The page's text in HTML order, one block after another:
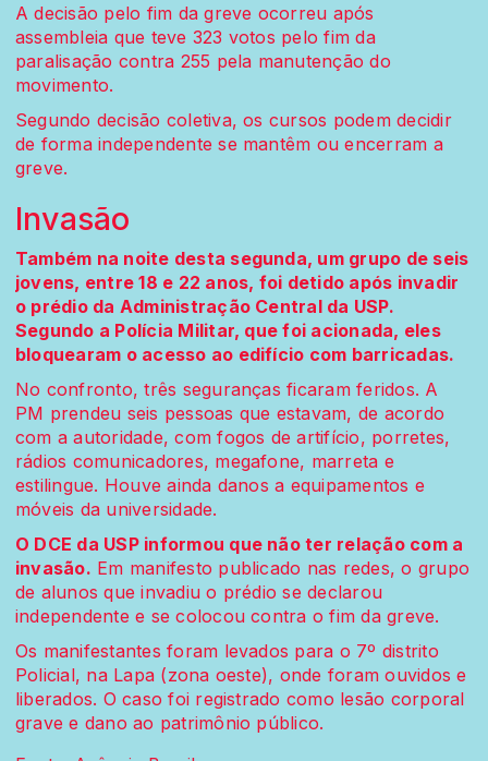
A decisão pelo fim da greve ocorreu após
assembleia que teve 323 votos pelo fim da
paralisação contra 255 pela manutenção do
movimento.
Segundo decisão coletiva, os cursos podem decidir
de forma independente se mantêm ou encerram a
greve.
Invasão
Também na noite desta segunda, um grupo de seis
jovens, entre 18 e 22 anos, foi detido após invadir
o prédio da Administração Central da USP.
Segundo a Polícia Militar, que foi acionada, eles
bloquearam o acesso ao edifício com barricadas.
No confronto, três seguranças ficaram feridos. A
PM prendeu seis pessoas que estavam, de acordo
com a autoridade, com fogos de artifício, porretes,
rádios comunicadores, megafone, marreta e
estilingue. Houve ainda danos a equipamentos e
móveis da universidade.
O DCE da USP informou que não ter relação com a
invasão. Em manifesto publicado nas redes, o grupo
de alunos que invadiu o prédio se declarou
independente e se colocou contra o fim da greve.
Os manifestantes foram levados para o 7º distrito
Policial, na Lapa (zona oeste), onde foram ouvidos e
liberados. O caso foi registrado como lesão corporal
grave e dano ao patrimônio público.